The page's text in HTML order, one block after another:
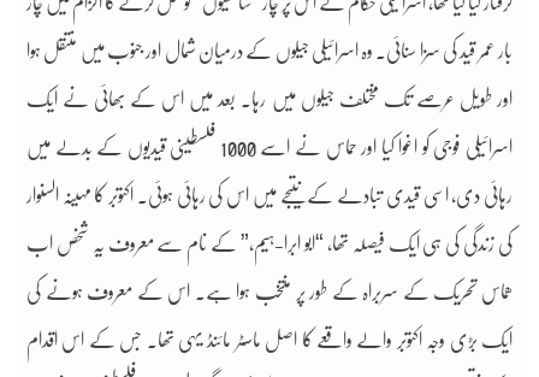
بار عمر قید کی سزا سنائی۔ وہ اسرائیلی جیلوں کے درمیان شمال اور جنوب میں منتقل ہوا
اور طویل عرصے تک مختلف جیلوں میں رہا۔ بعد میں اس کے بھائی نے ایک
اسرائیلی فوجی کو اغوا کیا اور حماس نے اسے 1000 فلسطینی قیدیوں کے بدلے میں
رہائی دی، اسی قیدی تبادلے کے نتیجے میں اس کی رہائی ہوئی۔ اکتوبر کا مہینہ السنوار
کی زندگی کی ہی ایک فیصلہ تھا, “ابو ابرا-ہیم،” کے نام سے معروف یہ شخص اب
ھماس تحریک کے سربراہ کے طور پر منتخب ہوا ہے۔ اس کے معروف ہونے کی
ایک بڑی وجہ اکتوبر والے واقعے کا اصل ماسٹر مائنڈ یہی تھا۔ جس کے اس اقدام